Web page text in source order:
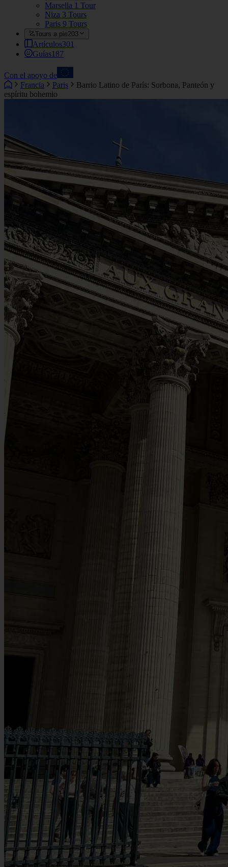
Marsella 1 Tour
Niza 3 Tours
Paris 9 Tours
Tours a pie203
Artículos301
Guías187
Con el apoyo de
Francia
Paris
Barrio Latino de París: Sorbona, Panteón y
espíritu bohemio